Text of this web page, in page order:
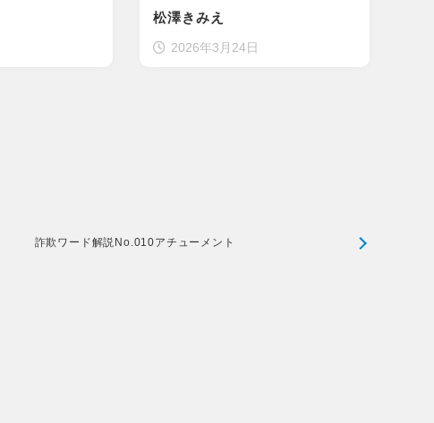
松澤きみえ
2026年3月24日
詐欺ワード解説No.010アチューメント